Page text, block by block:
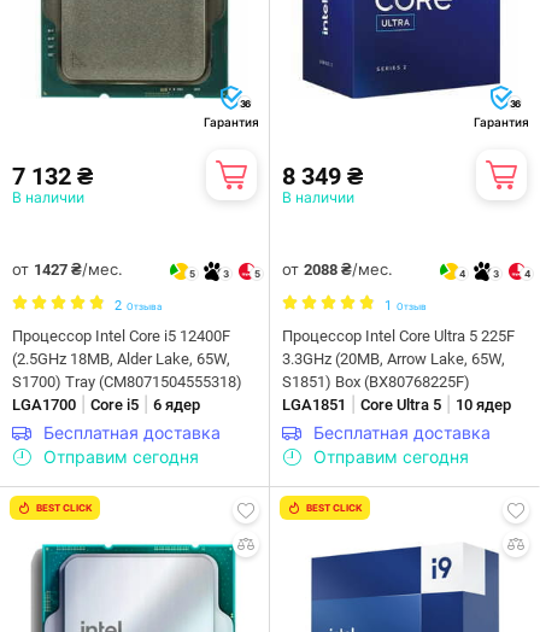
36
Гарантия
7 132 ₴
В наличии
от 1427 ₴/мес. 5 3 5
2 Отзыва
Процессор Intel Core i5 12400F
(2.5GHz 18MB, Alder Lake, 65W,
S1700) Tray (CM8071504555318)
LGA1700
Core i5 6 ядер
Бесплатная доставка
Отправим сегодня
36
Гарантия
8 349 ₴
В наличии
от 2088 ₴/мес. 4 3 4
1 Отзыв
Процессор Intel Core Ultra 5 225F
3.3GHz (20MB, Arrow Lake, 65W,
S1851) Box (BX80768225F)
LGA1851
Core Ultra 5 10 ядер
Бесплатная доставка
Отправим сегодня
BEST CLICK BEST CLICK